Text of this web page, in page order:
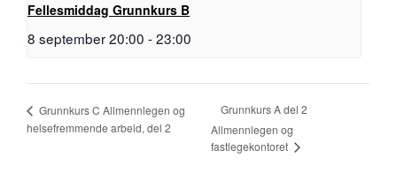
Fellesmiddag Grunnkurs B
8 september 20:00 -23:00
Grunnkurs C Allmennlegen og
helsefremmende arbeid, del 2
Grunnkurs A del 2
Allmennlegen og
fastlegekontoret